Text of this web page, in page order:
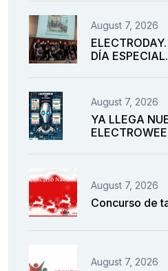
August 7, 2026
DÍA ESPECIAL.
August 7, 2026
YA LLEGA
August 7, 2026
Concurso de
August 7, 2026